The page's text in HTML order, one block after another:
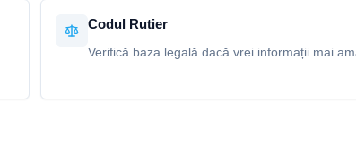
Codul Rutier
Verifică baza legală dacă vrei informații mai